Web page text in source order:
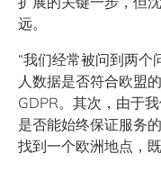
远。
“我们经常被问到两个
人数据是否符合欧盟
GDPR。其次，由于
是否能始终保证服务
找到一个欧洲地点，